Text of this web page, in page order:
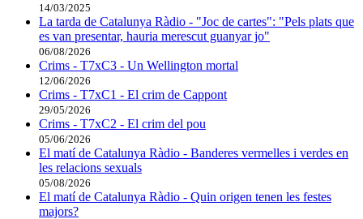
14/03/2025
La tarda de Catalunya Ràdio - "Joc de cartes": "Pels plats que
es van presentar, hauria merescut guanyar jo"
06/08/2026
Crims - T7xC3 - Un Wellington mortal
12/06/2026
Crims - T7xC1 - El crim de Cappont
29/05/2026
Crims - T7xC2 - El crim del pou
05/06/2026
El matí de Catalunya Ràdio - Banderes vermelles i verdes en
les relacions sexuals
05/08/2026
El matí de Catalunya Ràdio - Quin origen tenen les festes
majors?